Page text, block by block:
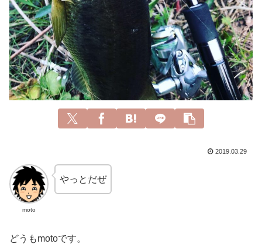
2019.03.29
moto
やっとだぜ
どうもmotoです。